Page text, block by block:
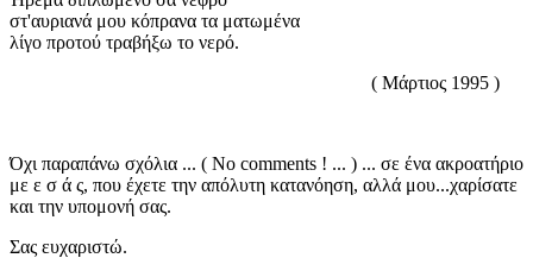
στ'αυριανά μου κόπρανα τα ματωμένα
λίγο προτού τραβήξω το νερό.
( Μάρτιος 1995 )
Όχι παραπάνω σχόλια ... ( No comments ! ... ) ... σε ένα ακροατήριο
με ε σ ά ς, που έχετε την απόλυτη κατανόηση, αλλά μου...χαρίσατε
και την υπομονή σας.
Σας ευχαριστώ.